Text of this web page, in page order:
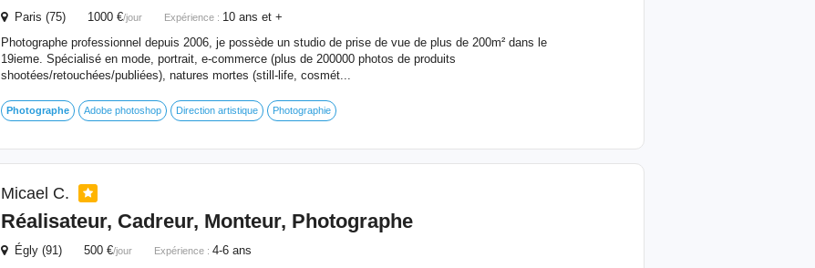
Paris (75) 1000 €/jour Expérience : 10 ans et +
Photographe professionnel depuis 2006, je possède un studio de prise de vue de plus de 200m² dans le
19ieme. Spécialisé en mode, portrait, e-commerce (plus de 200000 photos de produits
shootées/retouchées/publiées), natures mortes (still-life, cosmét...
Photographe Adobe photoshop Direction artistique Photographie
Micael C.
Réalisateur, Cadreur, Monteur, Photographe
Égly (91) 500 €/jour Expérience : 4-6 ans